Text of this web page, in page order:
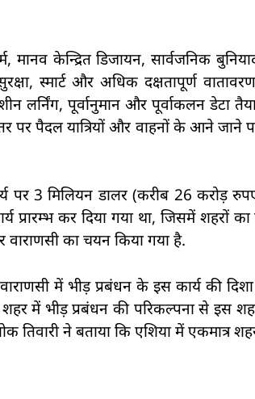
मानव केन्द्रित डिजायन, सार्वजनिक
स्मार्ट और अधिक दक्षतापूर्ण
लर्निंग, पूर्वानुमान और पूर्वाकलन डेटा
पर पैदल यात्रियों और वाहनों के आने जाने
पर 3 मिलियन डालर (करीब 26 करोड़
प्रारम्भ कर दिया गया था, जिसमें शहरों
वाराणसी का चयन किया गया है.
में भीड़ प्रबंधन के इस कार्य की
शहर में भीड़ प्रबंधन की परिकल्पना से इस
तिवारी ने बताया कि एशिया में एकमात्र